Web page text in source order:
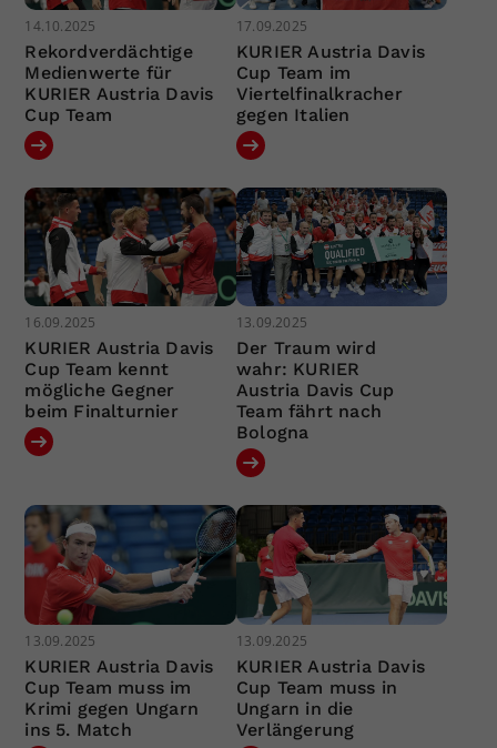
14.10.2025
Rekordverdächtige
Medienwerte für
KURIER Austria Davis
Cup Team
17.09.2025
KURIER Austria Davis
Cup Team im
Viertelfinalkracher
gegen Italien
16.09.2025
KURIER Austria Davis
Cup Team kennt
mögliche Gegner
beim Finalturnier
13.09.2025
Der Traum wird
wahr: KURIER
Austria Davis Cup
Team fährt nach
Bologna
13.09.2025
KURIER Austria Davis
Cup Team muss im
Krimi gegen Ungarn
ins 5. Match
13.09.2025
KURIER Austria Davis
Cup Team muss in
Ungarn in die
Verlängerung